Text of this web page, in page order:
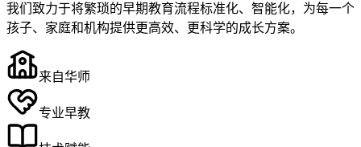
我们致力于将繁琐的早期教育流程标准化、智能化，为每一个
孩子、家庭和机构提供更高效、更科学的成长方案。
来自华师
专业早教